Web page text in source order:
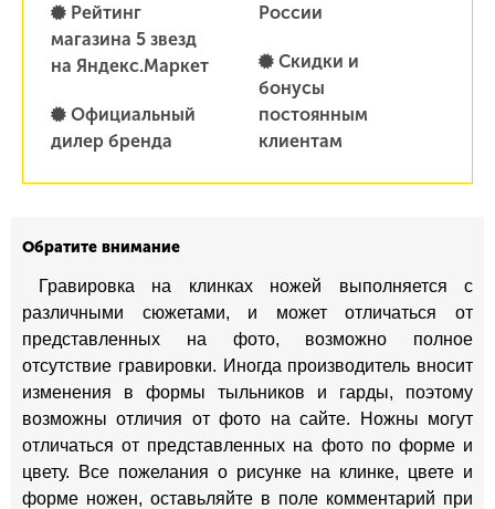
Рейтинг
магазина 5 звезд
на Яндекс.Маркет
Официальный
дилер бренда
России
Скидки и
бонусы
постоянным
клиентам
Обратите внимание
Гравировка на клинках ножей выполняется с
различными сюжетами, и может отличаться от
представленных на фото, возможно полное
отсутствие гравировки. Иногда производитель вносит
изменения в формы тыльников и гарды, поэтому
возможны отличия от фото на сайте. Ножны могут
отличаться от представленных на фото по форме и
цвету. Все пожелания о рисунке на клинке, цвете и
форме ножен, оставьляйте в поле комментарий при